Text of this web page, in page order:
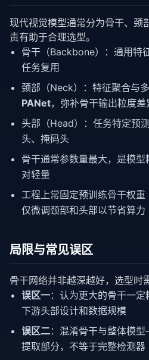
现代视觉模型通常分为骨干、颈
责有助于合理选型。
骨干（Backbone）：通用特
任务复用
颈部（Neck）：特征聚合与
PANet，弥补骨干输出粒度差
头部（Head）：任务特定预
头、掩码头
骨干通常参数量最大，是模
对轻量
工程上常固定预训练骨干权重
仅微调颈部和头部以节省算力
局限与常见误区
骨干网络并非越深越好，选型时
误区一：认为更大的骨干一
下游头部设计和数据规模
误区二：混淆骨干与整体模
提取部分，不等于完整检测器